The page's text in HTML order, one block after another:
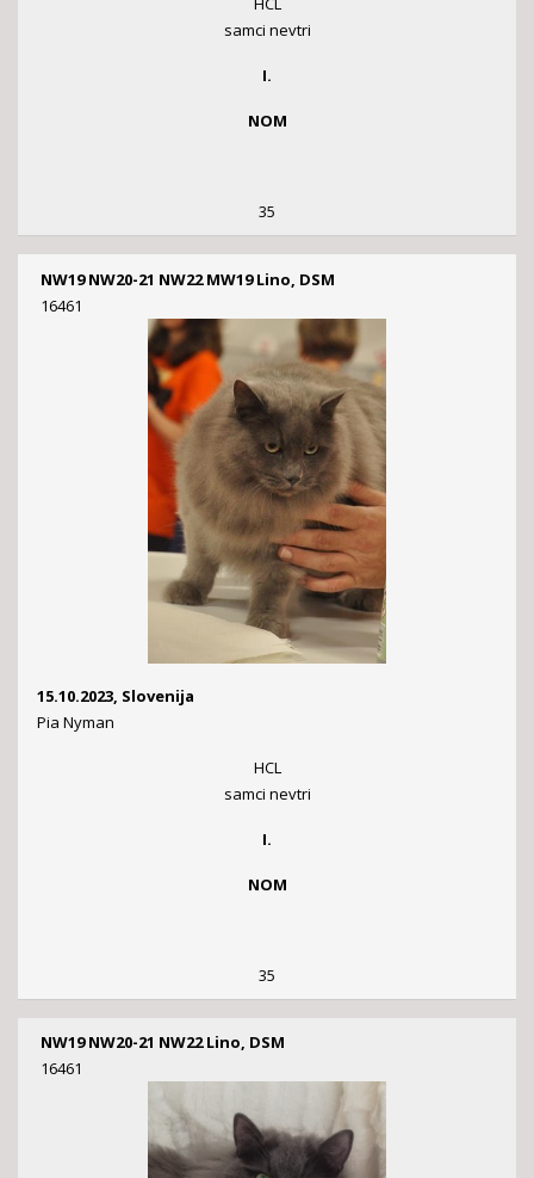
samci nevtri
I.
NOM
35
NW19 NW20-21 NW22 MW19 Lino, DSM
16461
15.10.2023, Slovenija
Pia Nyman
HCL
samci nevtri
I.
NOM
35
NW19 NW20-21 NW22 Lino, DSM
16461